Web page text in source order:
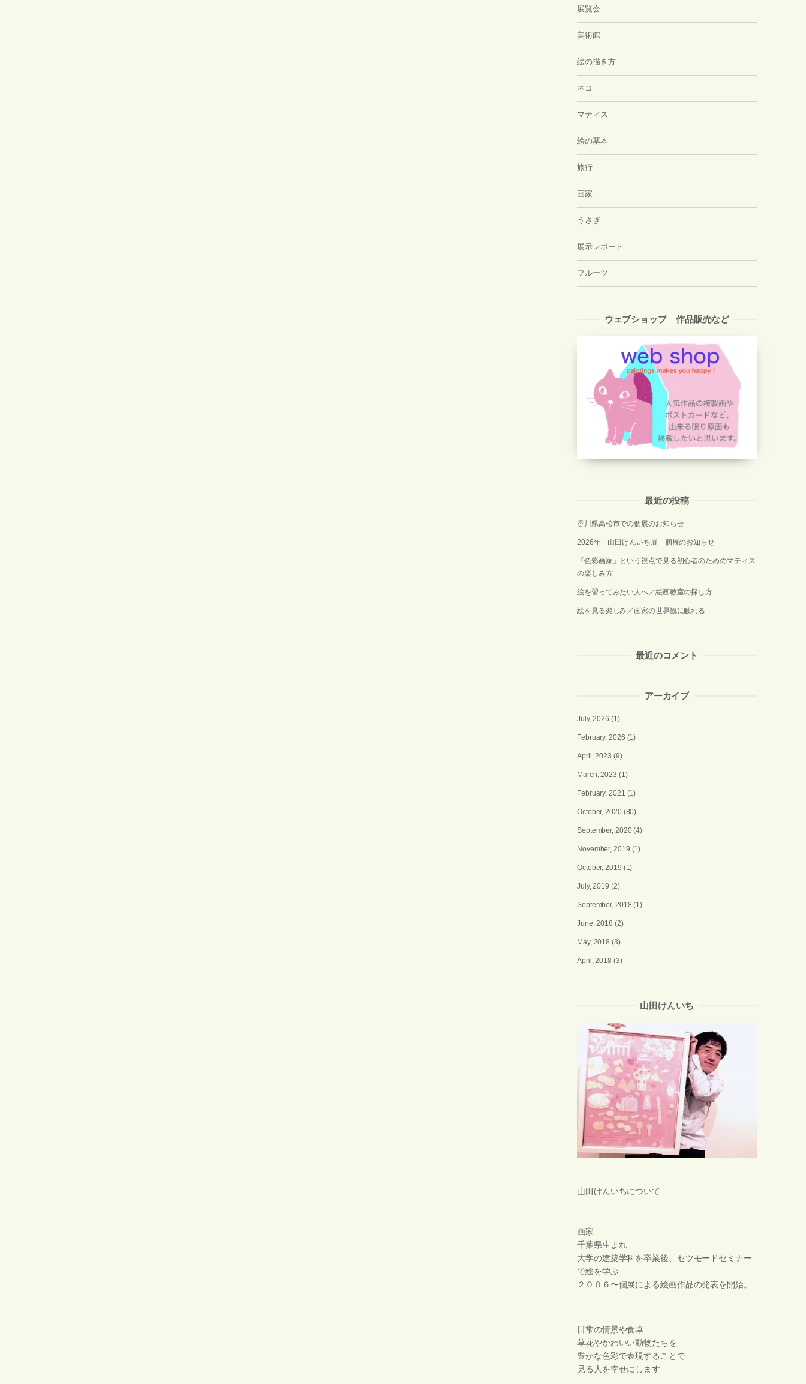
展覧会
美術館
絵の描き方
ネコ
マティス
絵の基本
旅行
画家
うさぎ
展示レポート
フルーツ
ウェブショップ 作品販売など
最近の投稿
香川県高松市での個展のお知らせ
2026年 山田けんいち展 個展のお知らせ
『色彩画家』という視点で見る初心者のためのマティス
の楽しみ方
絵を習ってみたい人へ／絵画教室の探し方
絵を見る楽しみ／画家の世界観に触れる
最近のコメント
アーカイブ
July, 2026 (1)
February, 2026 (1)
April, 2023 (9)
March, 2023 (1)
February, 2021 (1)
October, 2020(80)
September, 2020(4)
November, 2019 (1)
October, 2019 (1)
July, 2019 (2)
September, 2018 (1)
June, 2018 (2)
May, 2018 (3)
April, 2018 (3)
山田けんいち
山田けんいちについて
画家
千葉県生まれ
大学の建築学科を卒業後、セツモードセミナー
で絵を学ぶ
２００６〜個展による絵画作品の発表を開始。
日常の情景や食卓
草花やかわいい動物たちを
豊かな色彩で表現することで
見る人を幸せにします